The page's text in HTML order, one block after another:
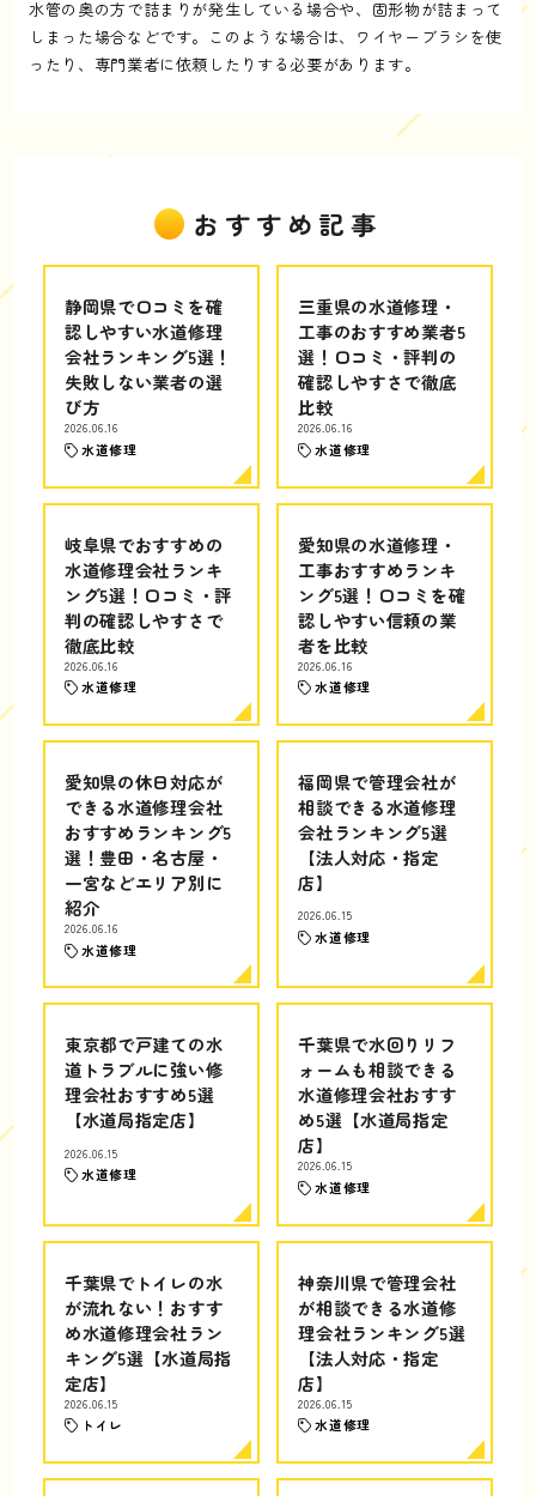
水管の奥の方で詰まりが発生している場合や、固形物が詰まって
しまった場合などです。このような場合は、ワイヤーブラシを使
ったり、専門業者に依頼したりする必要があります。
おすすめ記事
静岡県で口コミを確
認しやすい水道修理
会社ランキング5選！
失敗しない業者の選
び方
2026.06.16
水道修理
三重県の水道修理・
工事のおすすめ業者5
選！口コミ・評判の
確認しやすさで徹底
比較
2026.06.16
水道修理
岐阜県でおすすめの
水道修理会社ランキ
ング5選！口コミ・評
判の確認しやすさで
徹底比較
2026.06.16
水道修理
愛知県の水道修理・
工事おすすめランキ
ング5選！口コミを確
認しやすい信頼の業
者を比較
2026.06.16
水道修理
愛知県の休日対応が
できる水道修理会社
おすすめランキング5
選！豊田・名古屋・
一宮などエリア別に
紹介
2026.06.16
水道修理
福岡県で管理会社が
相談できる水道修理
会社ランキング5選
【法人対応・指定
店】
2026.06.15
水道修理
東京都で戸建ての水
道トラブルに強い修
理会社おすすめ5選
【水道局指定店】
2026.06.15
水道修理
千葉県で水回りリフ
ォームも相談できる
水道修理会社おすす
め5選【水道局指定
店】
2026.06.15
水道修理
千葉県でトイレの水
が流れない！おすす
め水道修理会社ラン
キング5選【水道局指
定店】
2026.06.15
トイレ
神奈川県で管理会社
が相談できる水道修
理会社ランキング5選
【法人対応・指定
店】
2026.06.15
水道修理